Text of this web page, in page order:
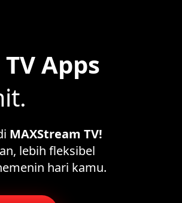
Apps
MAXStream TV!
lebih fleksibel
hari kamu.